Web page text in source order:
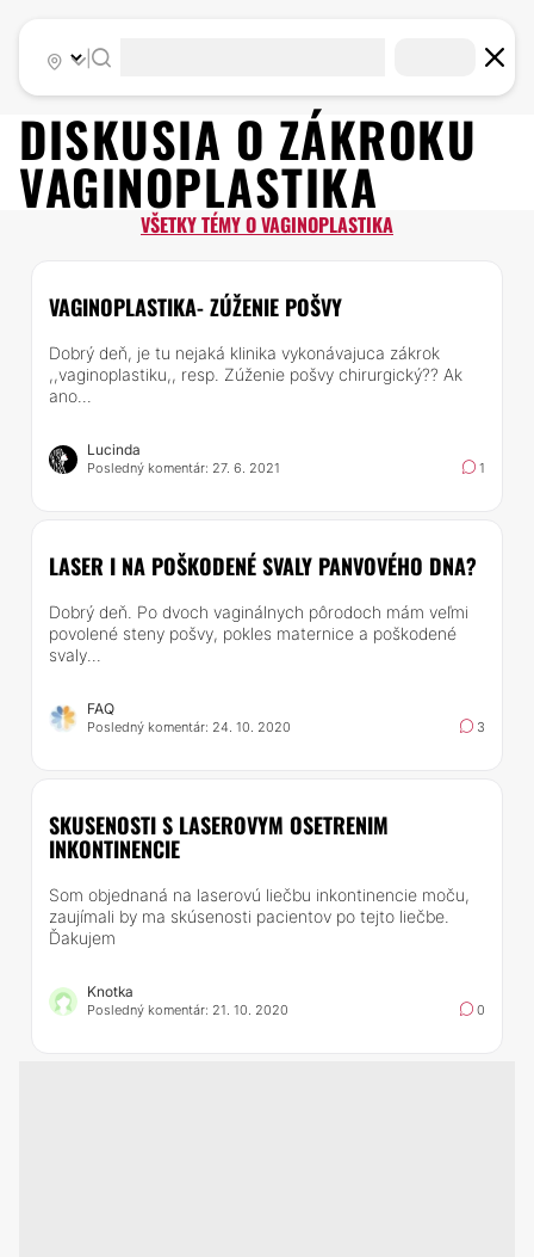
|
DISKUSIA O ZÁKROKU
VAGINOPLASTIKA
VŠETKY TÉMY O VAGINOPLASTIKA
VAGINOPLASTIKA- ZÚŽENIE POŠVY
Dobrý deň, je tu nejaká klinika vykonávajuca zákrok
,,vaginoplastiku,, resp. Zúženie pošvy chirurgický?? Ak
ano...
Lucinda
Posledný komentár: 27. 6. 2021 1
LASER I NA POŠKODENÉ SVALY PANVOVÉHO DNA?
Dobrý deň. Po dvoch vaginálnych pôrodoch mám veľmi
povolené steny pošvy, pokles maternice a poškodené
svaly...
FAQ
Posledný komentár: 24. 10. 2020 3
SKUSENOSTI S LASEROVYM OSETRENIM
INKONTINENCIE
Som objednaná na laserovú liečbu inkontinencie moču,
zaujímali by ma skúsenosti pacientov po tejto liečbe.
Ďakujem
Knotka
Posledný komentár: 21. 10. 2020 0